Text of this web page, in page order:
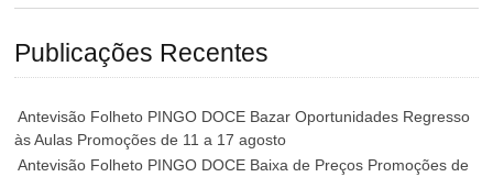
Publicações Recentes
Antevisão Folheto PINGO DOCE Bazar Oportunidades Regresso
às Aulas Promoções de 11 a 17 agosto
Antevisão Folheto PINGO DOCE Baixa de Preços Promoções de